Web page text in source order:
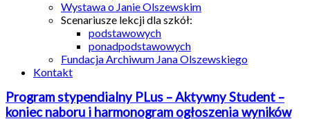
Wystawa o Janie Olszewskim
Scenariusze lekcji dla szkół:
podstawowych
ponadpodstawowych
Fundacja Archiwum Jana Olszewskiego
Kontakt
Program stypendialny PLus – Aktywny Student –
koniec naboru i harmonogram ogłoszenia wyników